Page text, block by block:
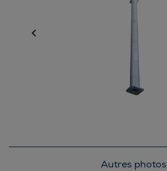

Autres photos